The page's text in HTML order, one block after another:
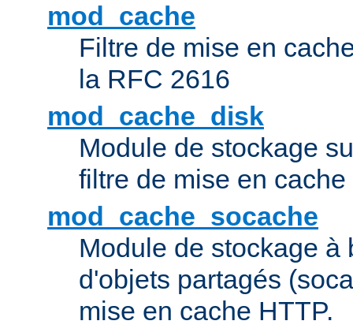
mod_cache
Filtre de mise en
la RFC 2616
mod_cache_disk
Module de stockage
filtre de mise en cache
mod_cache_socache
Module de stockage à
d'objets partagés
mise en cache HTTP.